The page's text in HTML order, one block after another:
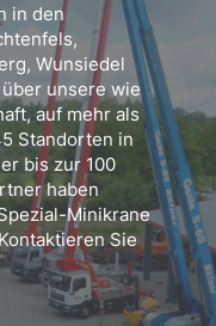
in den
Wunsiedel
unsere wie
auf mehr als
Standorten in
bis zur 100
haben
Minikrane
Sie